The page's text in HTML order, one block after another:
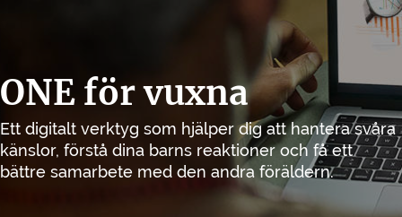
ONE för vuxna
Ett digitalt verktyg som hjälper dig att hantera svåra
känslor, förstå dina barns reaktioner och få ett
bättre samarbete med den andra föräldern.